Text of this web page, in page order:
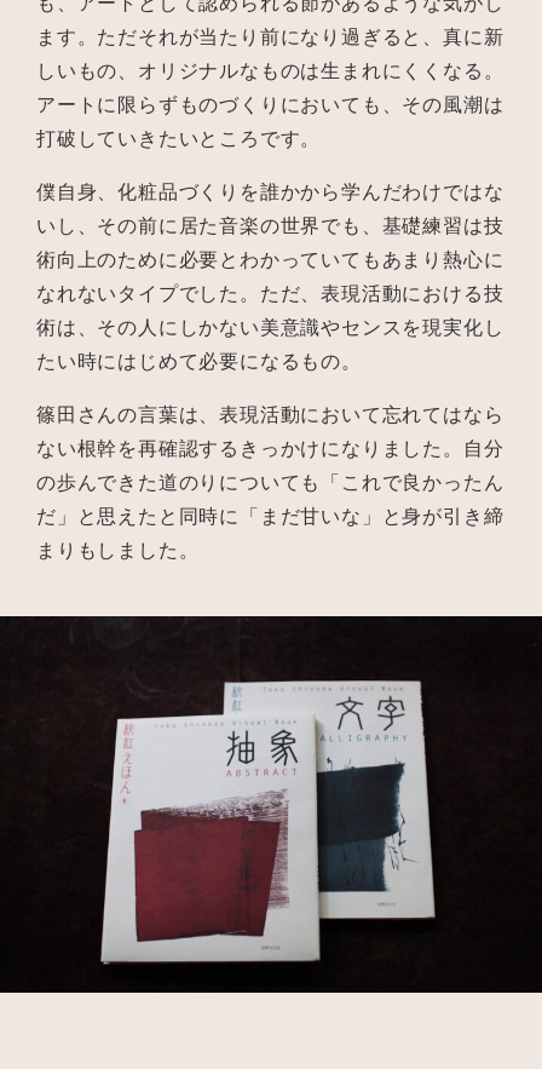
ます。ただそれが当たり前になり過ぎると、真に新
しいもの、オリジナルなものは生まれにくくなる。
アートに限らずものづくりにおいても、その風潮は
打破していきたいところです。
僕自身、化粧品づくりを誰かから学んだわけではな
いし、その前に居た音楽の世界でも、基礎練習は技
術向上のために必要とわかっていてもあまり熱心に
なれないタイプでした。ただ、表現活動における技
術は、その人にしかない美意識やセンスを現実化し
たい時にはじめて必要になるもの。
篠田さんの言葉は、表現活動において忘れてはなら
ない根幹を再確認するきっかけになりました。自分
の歩んできた道のりについても「これで良かったん
だ」と思えたと同時に「まだ甘いな」と身が引き締
まりもしました。